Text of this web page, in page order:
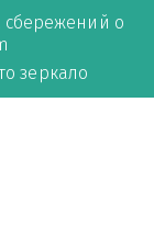
о
зеркало